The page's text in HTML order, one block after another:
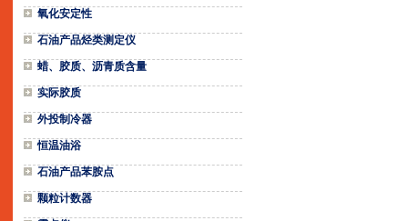
氧化安定性
石油产品烃类测定仪
蜡、胶质、沥青质含量
实际胶质
外投制冷器
恒温油浴
石油产品苯胺点
颗粒计数器